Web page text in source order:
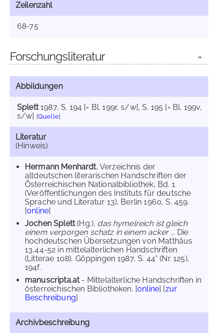
Zeilenzahl
68-75
Forschungsliteratur
Abbildungen
Splett1987, S. 194 [= Bl. 199r, s/w], S. 195 [= Bl. 199v,
s/w] [Quelle]
Literatur
(Hinweis)
Hermann Menhardt, Verzeichnis der
altdeutschen literarischen Handschriften der
Österreichischen Nationalbibliothek, Bd. 1
(Veröffentlichungen des Instituts für deutsche
Sprache und Literatur 13), Berlin 1960, S. 459.
[online]
Jochen Splett(Hg.), das hymelreich ist gleich
einem verporgen schatz in einem acker ... Die
hochdeutschen Übersetzungen von Matthäus
13,44-52 in mittelalterlichen Handschriften
(Litterae 108), Göppingen 1987, S. 44* (Nr. 125),
194f.
manuscripta.at- Mittelalterliche Handschriften in
österreichischen Bibliotheken. [online] [zur
Beschreibung]
Archivbeschreibung